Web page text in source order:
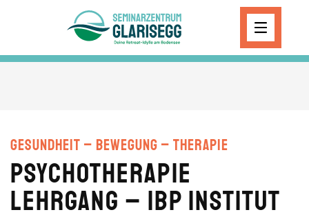
Skip to main content
Gesundheit – Bewegung – Therapie
Psychotherapie
Lehrgang – IBP Institut